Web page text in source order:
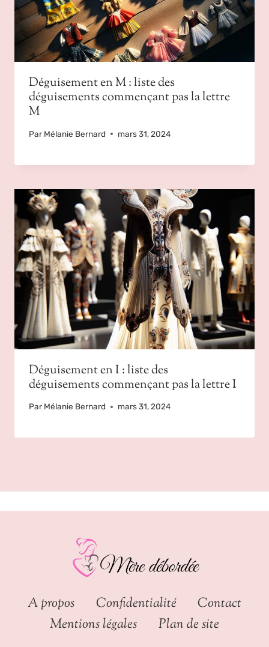
Déguisement en M : liste des
déguisements commençant pas la lettre
M
Par Mélanie Bernard mars 31, 2024
Déguisement en I : liste des
déguisements commençant pas la lettre I
Par Mélanie Bernard mars 31, 2024
A propos Confidentialité
Contact
Mentions légales
Plan de site